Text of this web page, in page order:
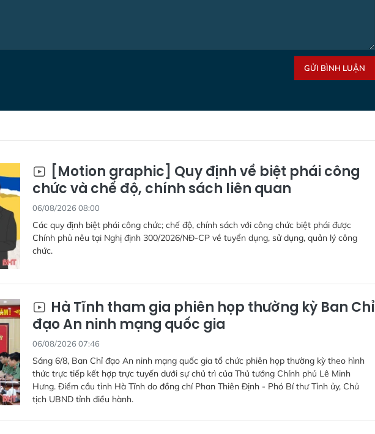
GỬI BÌNH LUẬN
[Motion graphic] Quy định về biệt phái công
chức và chế độ, chính sách liên quan
06/08/2026 08:00
Các quy định biệt phái công chức; chế độ, chính sách với công chức biệt phái được
Chính phủ nêu tại Nghị định 300/2026/NĐ-CP về tuyển dụng, sử dụng, quản lý công
chức.
Hà Tĩnh tham gia phiên họp thường kỳ Ban Chỉ
đạo An ninh mạng quốc gia
06/08/2026 07:46
Sáng 6/8, Ban Chỉ đạo An ninh mạng quốc gia tổ chức phiên họp thường kỳ theo hình
thức trực tiếp kết hợp trực tuyến dưới sự chủ trì của Thủ tướng Chính phủ Lê Minh
Hưng. Điểm cầu tỉnh Hà Tĩnh do đồng chí Phan Thiên Định - Phó Bí thư Tỉnh ủy, Chủ
tịch UBND tỉnh điều hành.